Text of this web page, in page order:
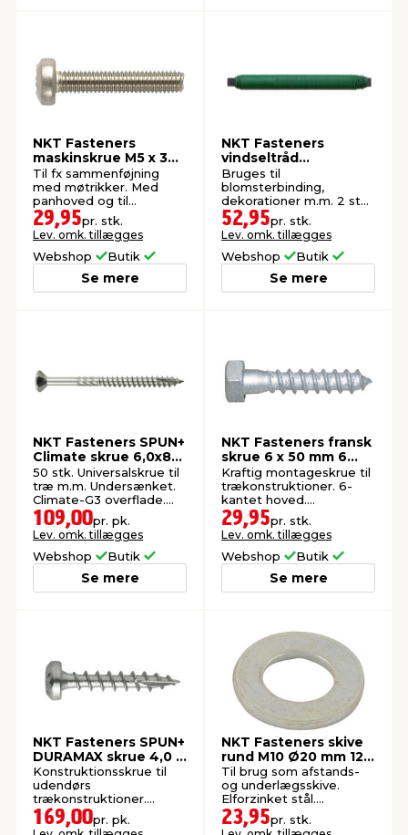
NKT Fasteners
maskinskrue M5 x 30
mm 4 stk.
Til fx sammenføjning
med møtrikker. Med
panhoved og til
udendørs brug. 4 stk.
29,95pr. stk.
Lev. omk. tillægges
Webshop Butik
Se mere
NKT Fasteners
vindseltråd
grønlakeret 0,5 mm x
60 meter
Bruges til
blomsterbinding,
dekorationer m.m. 2 stk.
i en pakke.
52,95pr. stk.
Lev. omk. tillægges
Webshop Butik
Se mere
NKT Fasteners SPUN+
Climate skrue 6,0x80
mm 50 stk.
50 stk. Universalskrue til
træ m.m. Undersænket.
Climate-G3 overflade.
Udendørs.
109,00pr. pk.
Lev. omk. tillægges
Webshop Butik
Se mere
NKT Fasteners fransk
skrue 6 x 50 mm 6
stk.
Kraftig montageskrue til
trækonstruktioner. 6-
kantet hoved.
Varmforzinket. Ude.
29,95pr. stk.
Lev. omk. tillægges
Webshop Butik
Se mere
NKT Fasteners SPUN+
DURAMAX skrue 4,0 x
40 mm 200 stk.
Konstruktionsskrue til
udendørs
trækonstruktioner.
Panhoved og Tx20-
kærv.
169,00pr. pk.
NKT Fasteners skive
rund M10 Ø20 mm 12
stk.
Til brug som afstands-
og underlægsskive.
Elforzinket stål.
Indendørs.
23,95pr. stk.